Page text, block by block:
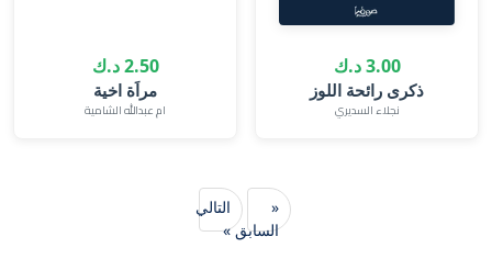
3.00 د.ك
ذكرى رائحة اللوز
نجلاء السديري
2.50 د.ك
مراَة اخية
ام عبدالله الشامية
«
السابق
التالي
»